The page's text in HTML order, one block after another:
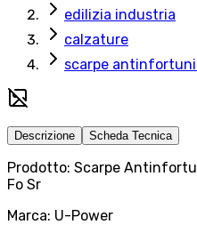
edilizia industria
calzature
scarpe
Descrizione Scheda Tecnica
Prodotto: Scarpe
Fo Sr
Marca: U-Power